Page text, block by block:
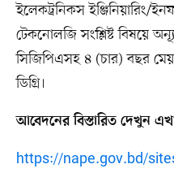
ইলেকট্রনিকস ইঞ্জিনিয়ারিং/
টেকনোলজি সংশ্লিষ্ট বিষয়ে
সিজিপিএসহ ৪ (চার) বছর
ডিগ্রি।
আবেদনের বিস্তারিত দেখুন
https://nape.gov.bd/